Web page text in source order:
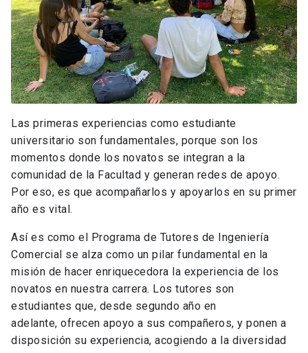
Las primeras experiencias como estudiante
universitario son fundamentales, porque son los
momentos donde los novatos se integran a la
comunidad de la Facultad y generan redes de apoyo.
Por eso, es que acompañarlos y apoyarlos en su primer
año es vital.
Así es como el Programa de Tutores de Ingeniería
Comercial se alza como un pilar fundamental en la
misión de hacer enriquecedora la experiencia de los
novatos en nuestra carrera. Los tutores son
estudiantes que, desde segundo año en
adelante, ofrecen apoyo a sus compañeros, y ponen a
disposición su experiencia, acogiendo a la diversidad